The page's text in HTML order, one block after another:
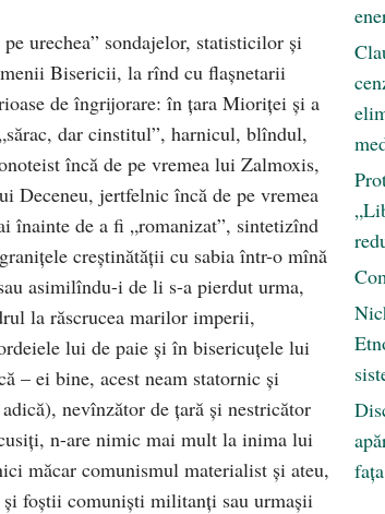
urechea” sondajelor, statisticilor şi
Bisericii, la rînd cu flaşnetarii
de îngrijorare: în ţara Mioriţei şi a
dar cinstitul”, harnicul, blîndul,
încă de pe vremea lui Zalmoxis,
Deceneu, jertfelnic încă de pe vremea
înainte de a fi „romanizat”, sintetizînd
creştinătăţii cu sabia într-o mînă
asimilîndu-i de li s-a pierdut urma,
la răscrucea marilor imperii,
lui de paie şi în bisericuţele lui
– ei bine, acest neam statornic şi
nevînzător de ţară şi nestricător
n-are nimic mai mult la inima lui
măcar comunismul materialist şi ateu,
foştii comunişti militanţi sau urmașii